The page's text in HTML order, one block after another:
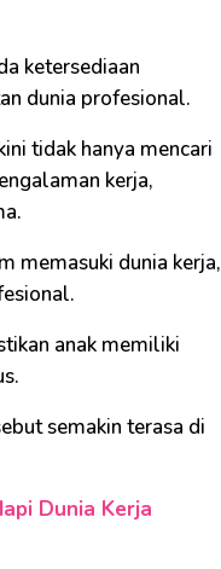
ketersediaan
dunia profesional.
tidak hanya mencari
kerja,
memasuki dunia kerja,
anak memiliki
semakin terasa di
Dunia Kerja